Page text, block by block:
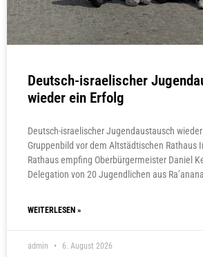
Deutsch-israelischer
wieder ein Erfolg
Deutsch-israelischer Jugendaustausch
Gruppenbild vor dem Altstädtischen Rathaus
Rathaus empfing Oberbürgermeister Daniel
Delegation von 20 Jugendlichen aus Ra’anana
WEITERLESEN »
admin 6. August 2026